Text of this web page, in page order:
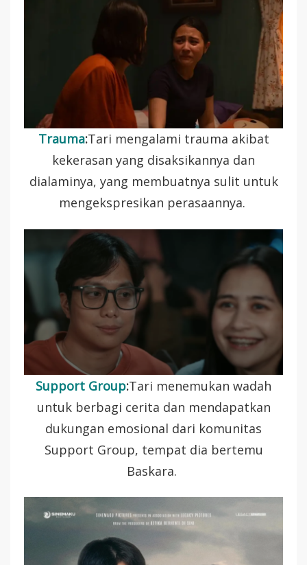
Trauma:Tari mengalami trauma akibat
kekerasan yang disaksikannya dan
dialaminya, yang membuatnya sulit untuk
mengekspresikan perasaannya.
Support Group:Tari menemukan wadah
untuk berbagi cerita dan mendapatkan
dukungan emosional dari komunitas
Support Group, tempat dia bertemu
Baskara.